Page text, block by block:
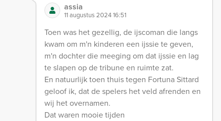
assia
11 augustus 2024 16:51
Toen was het gezellig, de ijscoman die langs
kwam om m'n kinderen een ijssie te geven,
m'n dochter die meeging om dat ijssie en lag
te slapen op de tribune en ruimte zat.
En natuurlijk toen thuis tegen Fortuna Sittard
geloof ik, dat de spelers het veld afrenden en
wij het overnamen.
Dat waren mooie tijden